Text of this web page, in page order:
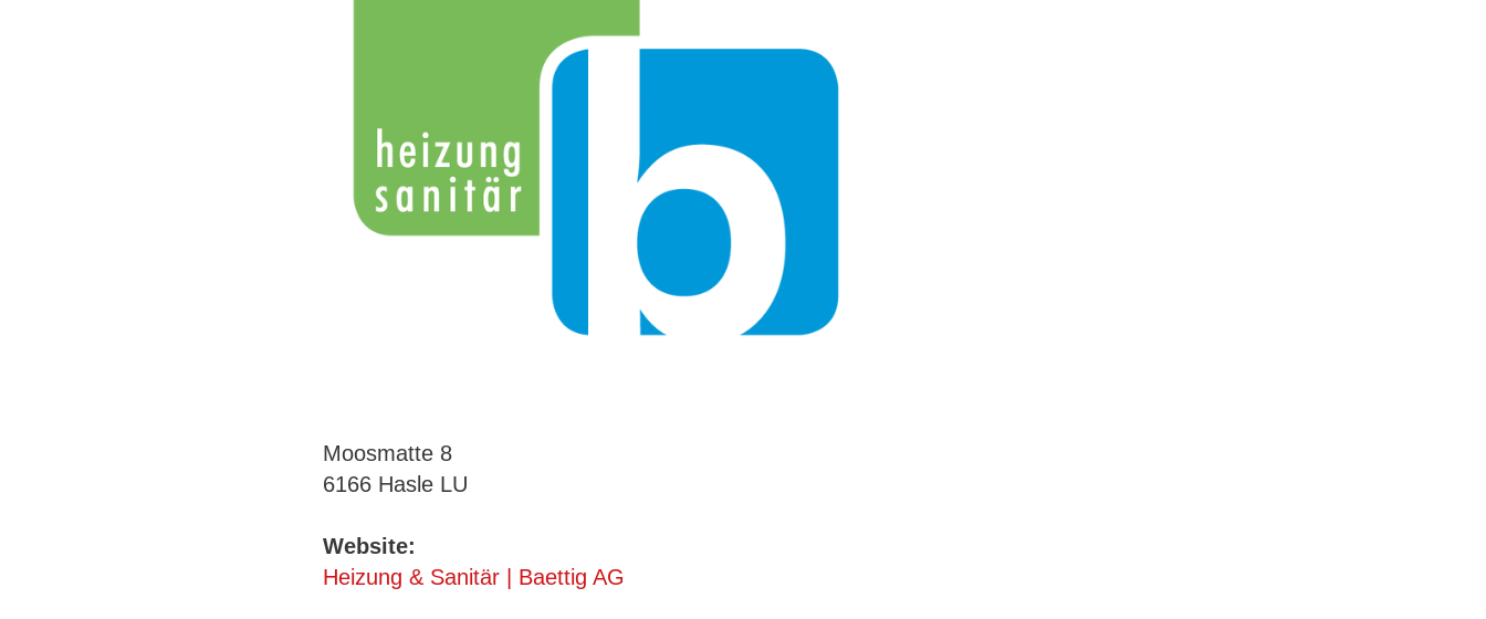
Moosmatte 8
6166 Hasle LU
Website:
Heizung & Sanitär | Baettig AG